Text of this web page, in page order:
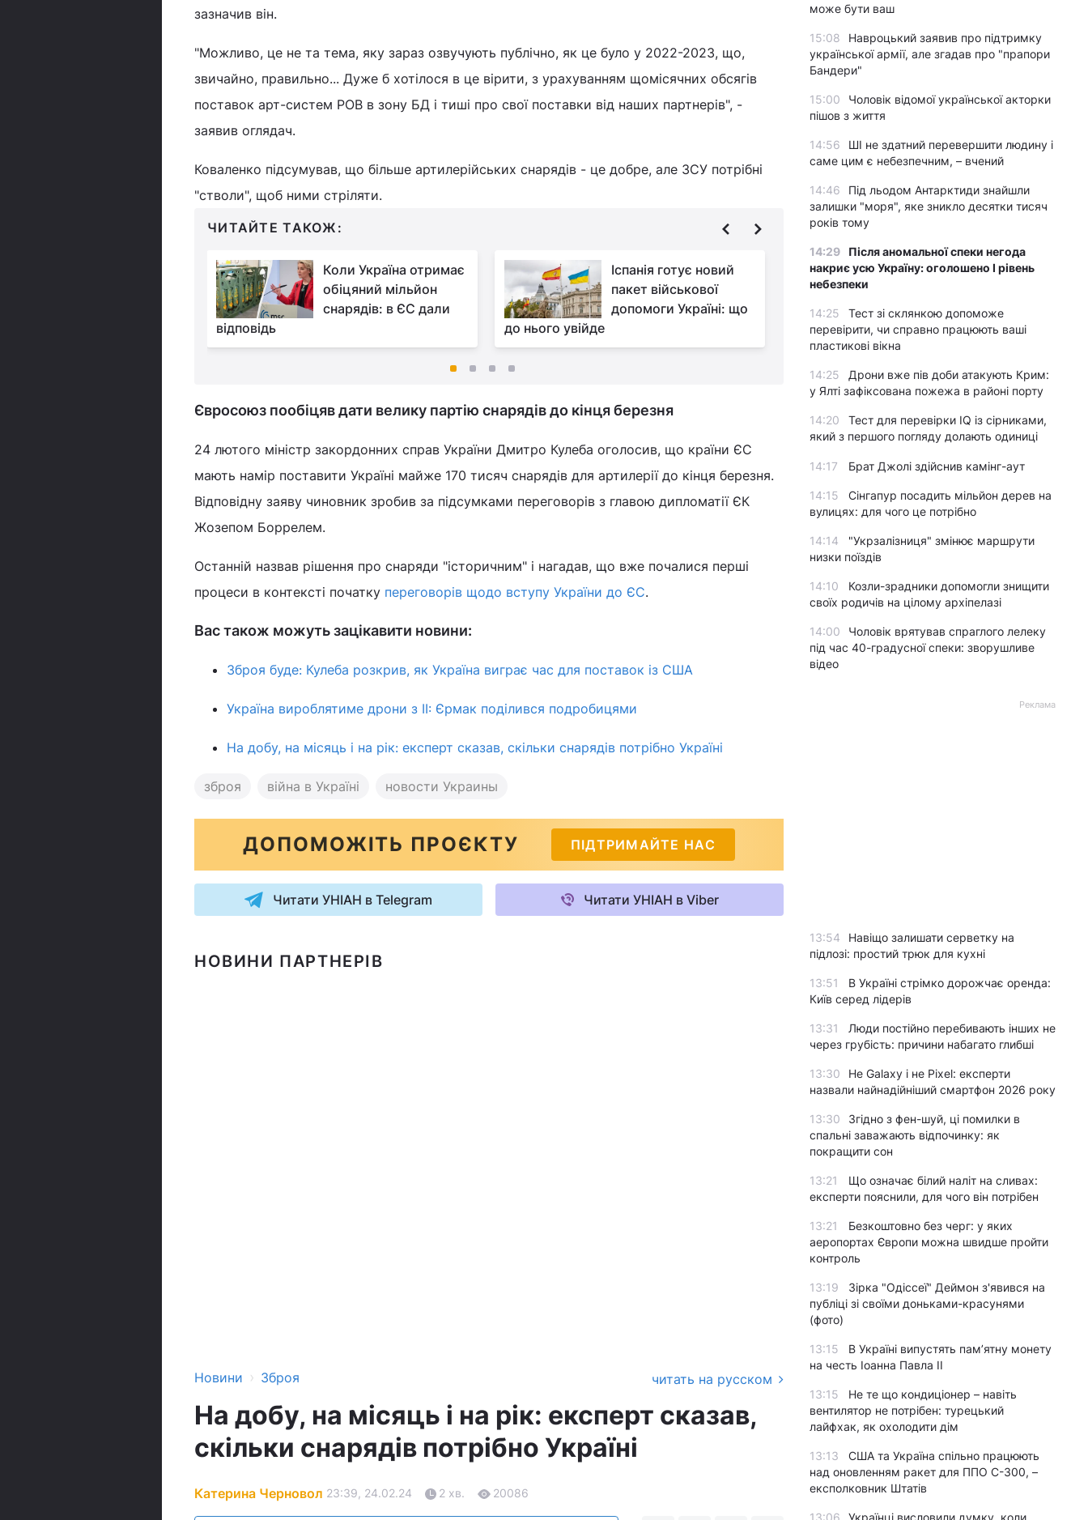
зазначив він.
"Можливо, це не та тема, яку зараз озвучують публічно, як це було у 2022-2023, що,
звичайно, правильно... Дуже б хотілося в це вірити, з урахуванням щомісячних обсягів
поставок арт-систем РОВ в зону БД і тиші про свої поставки від наших партнерів", -
заявив оглядач.
Коваленко підсумував, що більше артилерійських снарядів - це добре, але ЗСУ потрібні
"стволи", щоб ними стріляти.
ЧИТАЙТЕ ТАКОЖ:
Коли Україна отримає
обіцяний мільйон
снарядів: в ЄС дали
відповідь
Іспанія готує новий
пакет військової
допомоги Україні: що
до нього увійде
Українські
літати на 1000 км, -
Федоров
Євросоюз пообіцяв дати велику партію снарядів до кінця березня
24 лютого міністр закордонних справ України Дмитро Кулеба оголосив, що країни ЄС
мають намір поставити Україні майже 170 тисяч снарядів для артилерії до кінця березня.
Відповідну заяву чиновник зробив за підсумками переговорів з главою дипломатії ЄК
Жозепом Боррелем.
Останній назвав рішення про снаряди "історичним" і нагадав, що вже почалися перші
процеси в контексті початку переговорів щодо вступу України до ЄС.
Вас також можуть зацікавити новини:
Зброя буде: Кулеба розкрив, як Україна виграє час для поставок із США
Україна вироблятиме дрони з ІІ: Єрмак поділився подробицями
На добу, на місяць і на рік: експерт сказав, скільки снарядів потрібно Україні
зброя війна в Україні новости Украины
ДОПОМОЖІТЬ ПРОЄКТУ ПІДТРИМАЙТЕ НАС
Читати УНІАН в Telegram Читати УНІАН в Viber
НОВИНИ ПАРТНЕРІВ
Новини › Зброя читать на русском
На добу, на місяць і на рік: експерт сказав,
скільки снарядів потрібно Україні
Катерина Черновол 23:39, 24.02.24 2 хв. 20086
може бути ваш
15:08
Навроцький заявив про підтримку
української армії, але згадав про "прапори
Бандери"
15:00
Чоловік відомої української акторки
пішов з життя
14:56
ШІ не здатний перевершити людину і
саме цим є небезпечним, – вчений
14:46
Під льодом Антарктиди знайшли
залишки "моря", яке зникло десятки тисяч
років тому
14:29
Після аномальної спеки негода
накриє усю Україну: оголошено І рівень
небезпеки
14:25
Тест зі склянкою допоможе
перевірити, чи справно працюють ваші
пластикові вікна
14:25
Дрони вже пів доби атакують Крим:
у Ялті зафіксована пожежа в районі порту
14:20
Тест для перевірки IQ із сірниками,
який з першого погляду долають одиниці
14:17 Брат Джолі здійснив камінг-аут
14:15
Сінгапур посадить мільйон дерев на
вулицях: для чого це потрібно
14:14
"Укрзалізниця" змінює маршрути
низки поїздів
14:10
Козли-зрадники допомогли знищити
своїх родичів на цілому архіпелазі
14:00
Чоловік врятував спраглого лелеку
під час 40-градусної спеки: зворушливе
відео
Реклама
13:54
Навіщо залишати серветку на
підлозі: простий трюк для кухні
13:51
В Україні стрімко дорожчає оренда:
Київ серед лідерів
13:31
Люди постійно перебивають інших не
через грубість: причини набагато глибші
13:30
Не Galaxy і не Pixel: експерти
назвали найнадійніший смартфон 2026 року
13:30
Згідно з фен-шуй, ці помилки в
спальні заважають відпочинку: як
покращити сон
13:21
Що означає білий наліт на сливах:
експерти пояснили, для чого він потрібен
13:21
Безкоштовно без черг: у яких
аеропортах Європи можна швидше пройти
контроль
13:19
Зірка "Одіссеї" Деймон з'явився на
публіці зі своїми доньками-красунями
(фото)
13:15
В Україні випустять пам’ятну монету
на честь Іоанна Павла II
13:15
Не те що кондиціонер – навіть
вентилятор не потрібен: турецький
лайфхак, як охолодити дім
13:13
США та Україна спільно працюють
над оновленням ракет для ППО С-300, –
експолковник Штатів
13:06 Українці висловили думку, коли